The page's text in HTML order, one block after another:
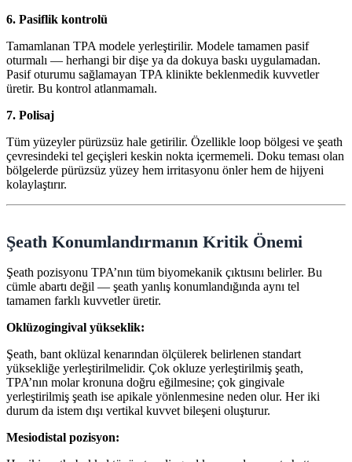
6. Pasiflik kontrolü
Tamamlanan TPA modele yerleştirilir. Modele tamamen pasif
oturmalı — herhangi bir dişe ya da dokuya baskı uygulamadan.
Pasif oturumu sağlamayan TPA klinikte beklenmedik kuvvetler
üretir. Bu kontrol atlanmamalı.
7. Polisaj
Tüm yüzeyler pürüzsüz hale getirilir. Özellikle loop bölgesi ve şeath
çevresindeki tel geçişleri keskin nokta içermemeli. Doku teması olan
bölgelerde pürüzsüz yüzey hem irritasyonu önler hem de hijyeni
kolaylaştırır.
Şeath Konumlandırmanın Kritik Önemi
Şeath pozisyonu TPA’nın tüm biyomekanik çıktısını belirler. Bu
cümle abartı değil — şeath yanlış konumlandığında aynı tel
tamamen farklı kuvvetler üretir.
Oklüzogingival yükseklik:
Şeath, bant oklüzal kenarından ölçülerek belirlenen standart
yüksekliğe yerleştirilmelidir. Çok okluze yerleştirilmiş şeath,
TPA’nın molar kronuna doğru eğilmesine; çok gingivale
yerleştirilmiş şeath ise apikale yönlenmesine neden olur. Her iki
durum da istem dışı vertikal kuvvet bileşeni oluşturur.
Mesiodistal pozisyon: